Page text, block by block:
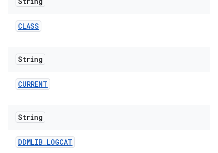
CLASS
String
CURRENT
String
DDMLIB_LOGCAT